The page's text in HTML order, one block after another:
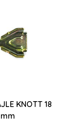
KNOTT 18
mm